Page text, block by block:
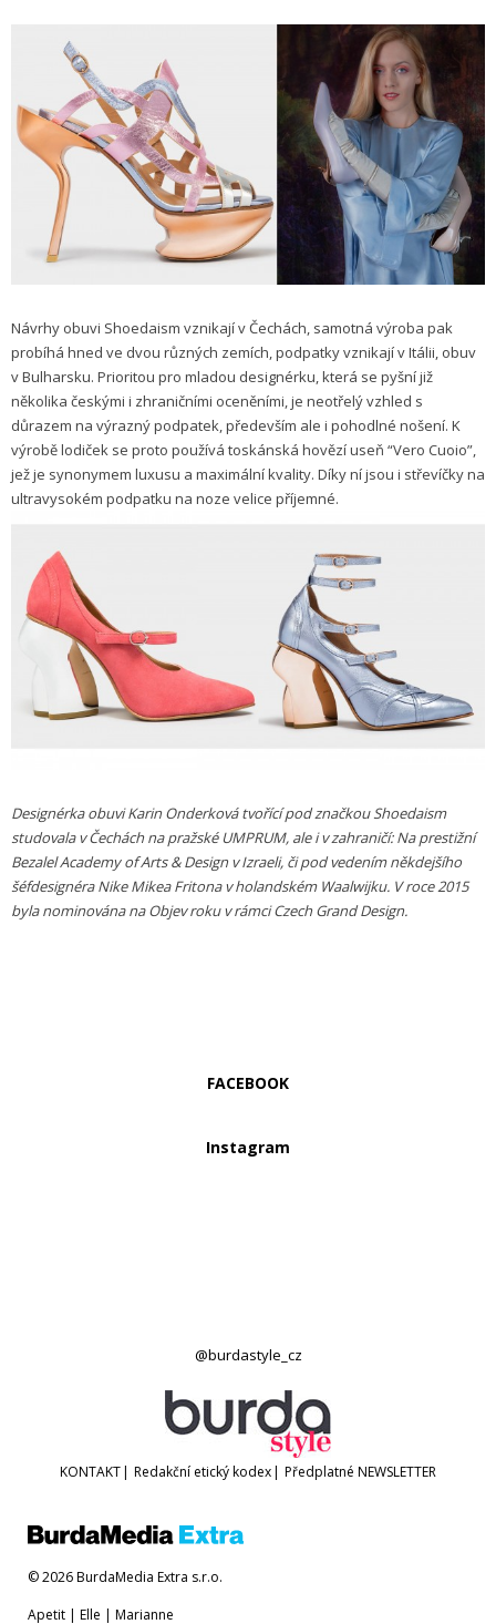
Návrhy obuvi Shoedaism vznikají v Čechách, samotná výroba pak
probíhá hned ve dvou různých zemích, podpatky vznikají v Itálii, obuv
v Bulharsku. Prioritou pro mladou designérku, která se pyšní již
několika českými i zhraničními oceněními, je neotřelý vzhled s
důrazem na výrazný podpatek, především ale i pohodlné nošení. K
výrobě lodiček se proto používá toskánská hovězí useň “Vero Cuoio”,
jež je synonymem luxusu a maximální kvality. Díky ní jsou i střevíčky na
ultravysokém podpatku na noze velice příjemné.
Designérka obuvi Karin Onderková tvořící pod značkou Shoedaism
studovala v Čechách na pražské UMPRUM, ale i v zahraničí: Na prestižní
Bezalel Academy of Arts & Design v Izraeli, či pod vedením někdejšího
šéfdesignéra Nike Mikea Fritona v holandském Waalwijku. V roce 2015
byla nominována na Objev roku v rámci Czech Grand Design.
FACEBOOK
Instagram
@burdastyle_cz
KONTAKT| Redakční etický kodex| Předplatné NEWSLETTER
© 2026 BurdaMedia Extra s.r.o.
Apetit | Elle | Marianne